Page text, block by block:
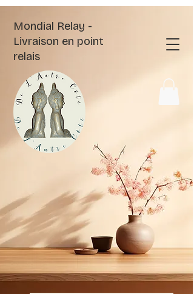
Mondial Relay -
Livraison en point
relais